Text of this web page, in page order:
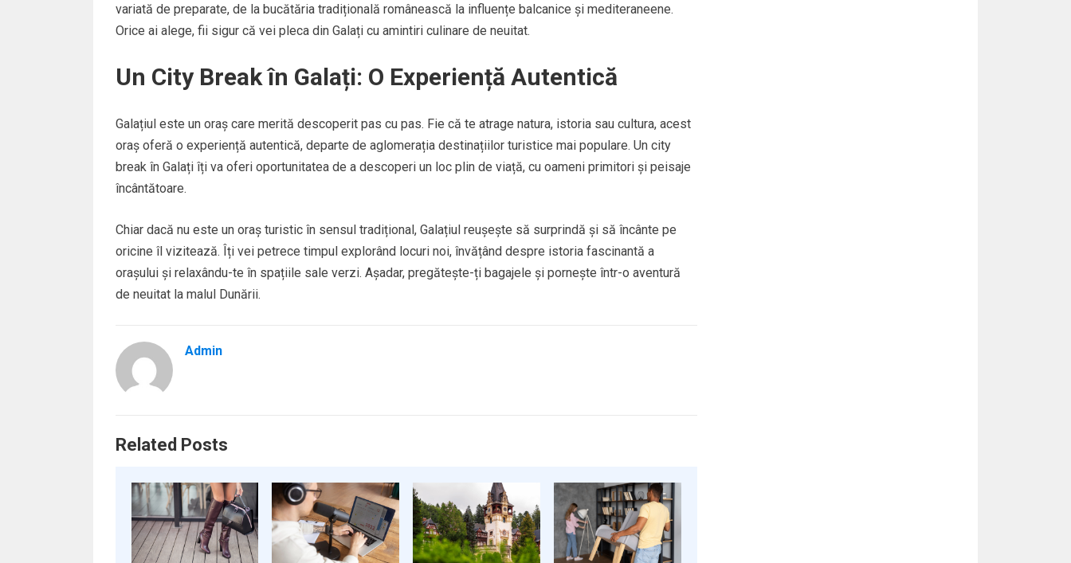
variată de preparate, de la bucătăria tradițională românească la influențe balcanice și mediteraneene.
Orice ai alege, fii sigur că vei pleca din Galați cu amintiri culinare de neuitat.
Un City Break în Galați: O Experiență Autentică
Galațiul este un oraș care merită descoperit pas cu pas. Fie că te atrage natura, istoria sau cultura, acest
oraș oferă o experiență autentică, departe de aglomerația destinațiilor turistice mai populare. Un city
break în Galați îți va oferi oportunitatea de a descoperi un loc plin de viață, cu oameni primitori și peisaje
încântătoare.
Chiar dacă nu este un oraș turistic în sensul tradițional, Galațiul reușește să surprindă și să încânte pe
oricine îl vizitează. Îți vei petrece timpul explorând locuri noi, învățând despre istoria fascinantă a
orașului și relaxându-te în spațiile sale verzi. Așadar, pregătește-ți bagajele și pornește într-o aventură
de neuitat la malul Dunării.
Admin
Related Posts